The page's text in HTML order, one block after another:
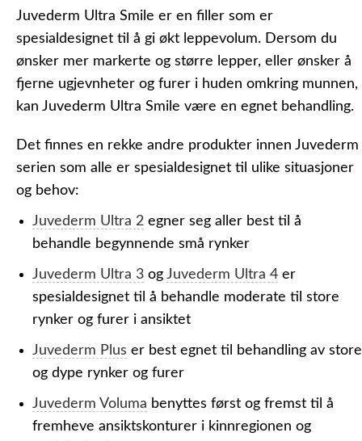
Juvederm Ultra Smile er en filler som er
spesialdesignet til å gi økt leppevolum. Dersom du
ønsker mer markerte og større lepper, eller ønsker å
fjerne ugjevnheter og furer i huden omkring munnen,
kan Juvederm Ultra Smile være en egnet behandling.
Det finnes en rekke andre produkter innen Juvederm
serien som alle er spesialdesignet til ulike situasjoner
og behov:
Juvederm Ultra 2 egner seg aller best til å
behandle begynnende små rynker
Juvederm Ultra 3 og Juvederm Ultra 4 er
spesialdesignet til å behandle moderate til store
rynker og furer i ansiktet
Juvederm Plus er best egnet til behandling av store
og dype rynker og furer
Juvederm Voluma benyttes først og fremst til å
fremheve ansiktskonturer i kinnregionen og